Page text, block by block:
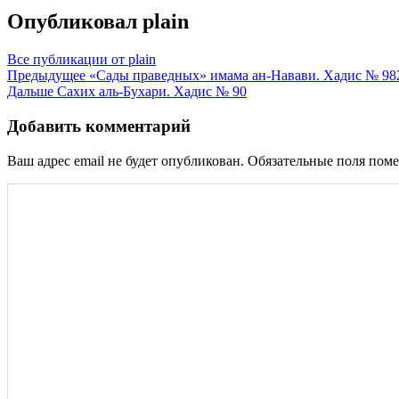
Опубликовал plain
Все публикации от plain
Навигация
по
записям
Предыдущее «Сады праведных» имама ан-Навави. Хадис №
Дальше Сахих аль-Бухари. Хадис № 90
Добавить комментарий
Ваш адрес email не будет опубликован. Обязательные поля